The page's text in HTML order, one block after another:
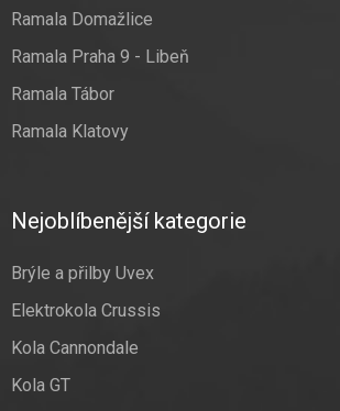
Ramala Domažlice
Ramala Praha 9 - Libeň
Ramala Tábor
Ramala Klatovy
Nejoblíbenější kategorie
Brýle a přilby Uvex
Elektrokola Crussis
Kola Cannondale
Kola GT